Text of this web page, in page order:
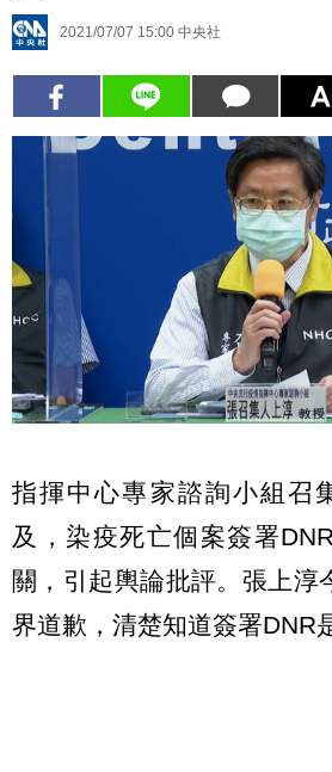
2021/07/07 15:00 中央社
指揮中心專家諮詢小組召
及，染疫死亡個案簽署
關，引起輿論批評。張上淳
界道歉，清楚知道簽署DNR